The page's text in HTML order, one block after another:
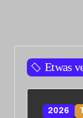
Etwas
2026